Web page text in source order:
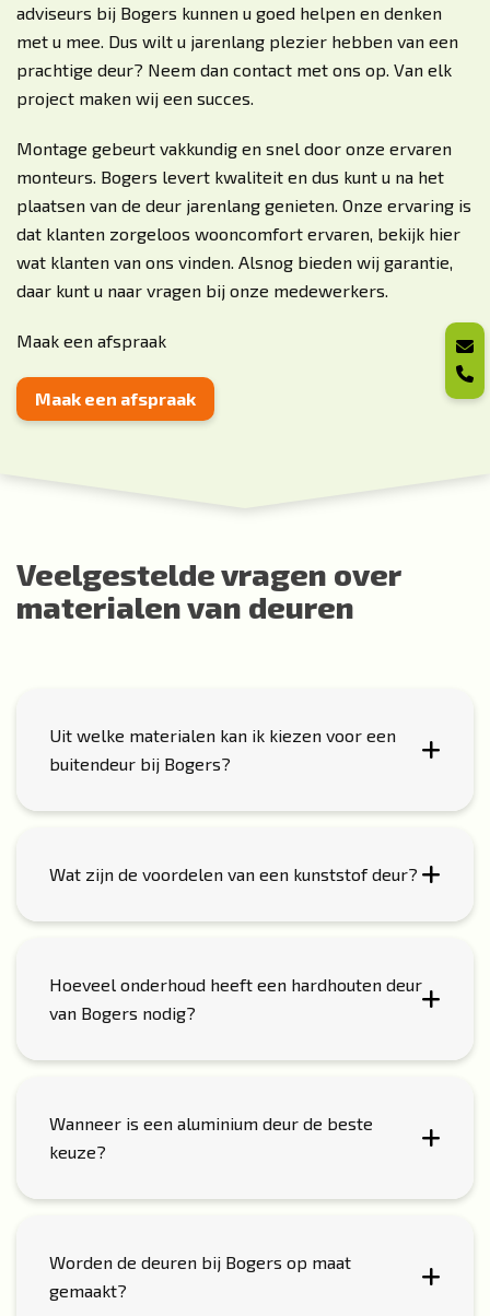
adviseurs bij Bogers kunnen u goed helpen en denken
met u mee. Dus wilt u jarenlang plezier hebben van een
prachtige deur? Neem dan contact met ons op. Van elk
project maken wij een succes.
Montage gebeurt vakkundig en snel door onze ervaren
monteurs. Bogers levert kwaliteit en dus kunt u na het
plaatsen van de deur jarenlang genieten. Onze ervaring is
dat klanten zorgeloos wooncomfort ervaren, bekijk hier
wat klanten van ons vinden. Alsnog bieden wij garantie,
daar kunt u naar vragen bij onze medewerkers.
Maak een afspraak
Maak een afspraak
Veelgestelde vragen over
materialen van deuren
Uit welke materialen kan ik kiezen voor een
buitendeur bij Bogers?
Wat zijn de voordelen van een kunststof deur?
Hoeveel onderhoud heeft een hardhouten deur
van Bogers nodig?
Wanneer is een aluminium deur de beste
keuze?
Worden de deuren bij Bogers op maat
gemaakt?